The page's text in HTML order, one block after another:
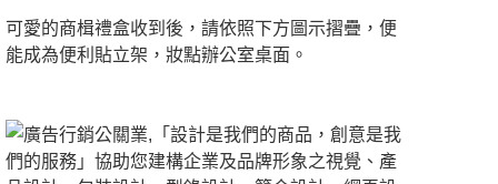
可愛的商楫禮盒收到後，請依照下方圖示摺疊，便
能成為便利貼立架，妝點辦公室桌面。